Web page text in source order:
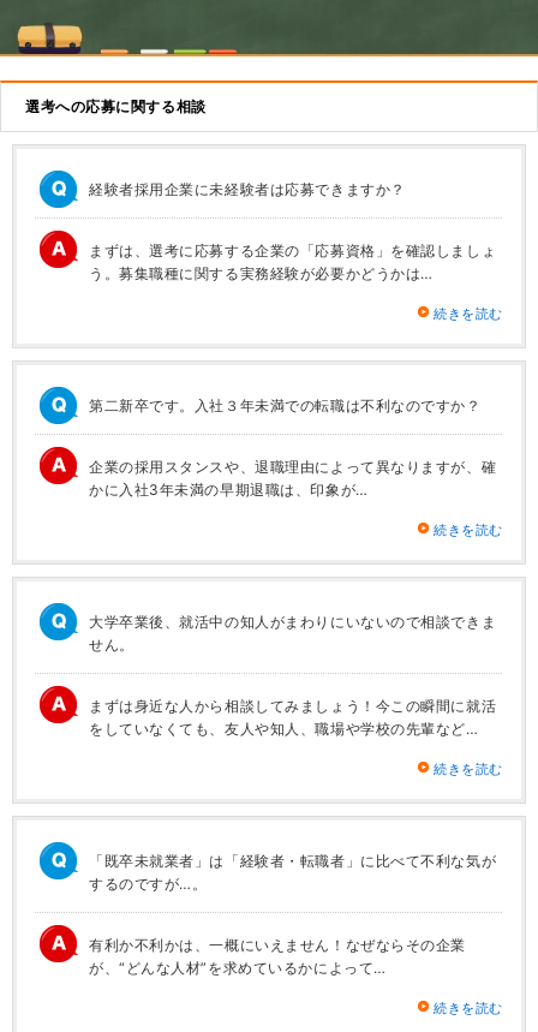
選考への応募に関する相談
経験者採用企業に未経験者は応募できますか？
まずは、選考に応募する企業の「応募資格」を確認しましょ
う。募集職種に関する実務経験が必要かどうかは…
続きを読む
第二新卒です。入社３年未満での転職は不利なのですか？
企業の採用スタンスや、退職理由によって異なりますが、確
かに入社3年未満の早期退職は、印象が…
続きを読む
大学卒業後、就活中の知人がまわりにいないので相談できま
せん。
まずは身近な人から相談してみましょう！今この瞬間に就活
をしていなくても、友人や知人、職場や学校の先輩など…
続きを読む
「既卒未就業者」は「経験者・転職者」に比べて不利な気が
するのですが…。
有利か不利かは、一概にいえません！なぜならその企業
が、“どんな人材”を求めているかによって…
続きを読む